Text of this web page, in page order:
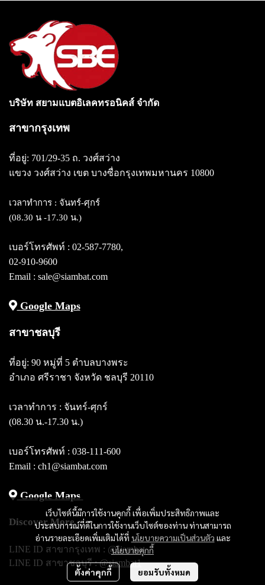
เว็บไซต์นี้มีการใช้งานคุกกี้ เพื่อเพิ่มประสิทธิภาพและ
ประสบการณ์ที่ดีในการใช้งานเว็บไซต์ของท่าน ท่านสามารถ
อ่านรายละเอียดเพิ่มเติมได้ที่ นโยบายความเป็นส่วนตัว และ
นโยบายคุกกี้
ตั้งค่าคุกกี้ ยอมรับทั้งหมด
บริษัท สยามแบตอิเลคทรอนิคส์ จำกัด
สาขากรุงเทพ
ที่อยู่: 701/29-35 ถ. วงศ์สว่าง
แขวง วงศ์สว่าง เขต บางซื่อกรุงเทพมหานคร 10800
เวลาทำการ : จันทร์-ศุกร์
(08.30 น -17.30 น.)
เบอร์โทรศัพท์ : 02-587-7780,
02-910-9600
Email : sale@siambat.com
Google Maps
สาขาชลบุรี
ที่อยู่: 90 หมู่ที่ 5 ตำบลบางพระ
อำเภอ ศรีราชา จังหวัด ชลบุรี 20110
เวลาทำการ : จันทร์-ศุกร์
(08.30 น.-17.30 น.)
เบอร์โทรศัพท์ : 038-111-600
Email : ch1@siambat.com
Google Maps
Discover More
LINE ID สาขากรุงเทพ : @siambat
LINE ID สาขาชลบุรี :@siambat1